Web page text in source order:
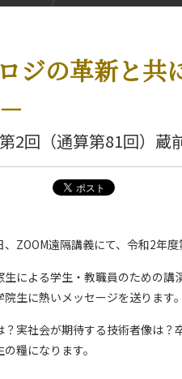
ジの革新と共
2回（通算第81回）蔵
ZOOM遠隔講義にて、令和2年
生による学生・教職員のための
生に熱いメッセージを送ります。
実社会が期待する技術者像は？
糧になります。